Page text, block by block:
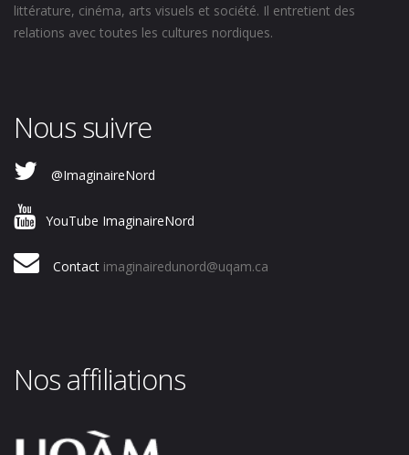
littérature, cinéma, arts visuels et société. Il entretient des
relations avec toutes les cultures nordiques.
Nous suivre
@ImaginaireNord
YouTube ImaginaireNord
Contact imaginairedunord@uqam.ca
Nos affiliations